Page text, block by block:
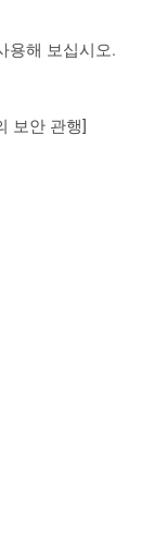
용해 보십시오.
보안 관행]